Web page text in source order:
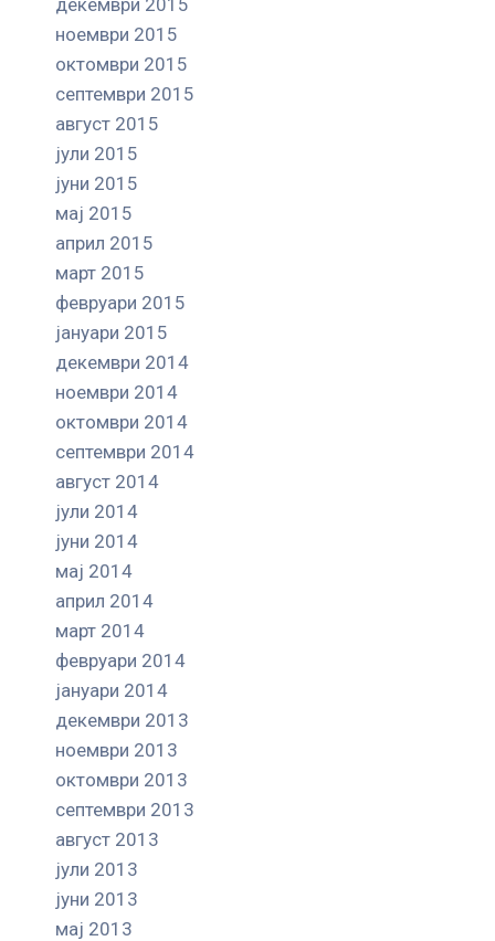
ноември 2015
октомври 2015
септември 2015
август 2015
јули 2015
јуни 2015
мај 2015
април 2015
март 2015
февруари 2015
јануари 2015
декември 2014
ноември 2014
октомври 2014
септември 2014
август 2014
јули 2014
јуни 2014
мај 2014
април 2014
март 2014
февруари 2014
јануари 2014
декември 2013
ноември 2013
октомври 2013
септември 2013
август 2013
јули 2013
јуни 2013
мај 2013